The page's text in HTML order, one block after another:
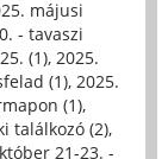
májusi
- tavaszi
(1), 2025.
(1), 2025.
(1),
találkozó (2),
21-23. -